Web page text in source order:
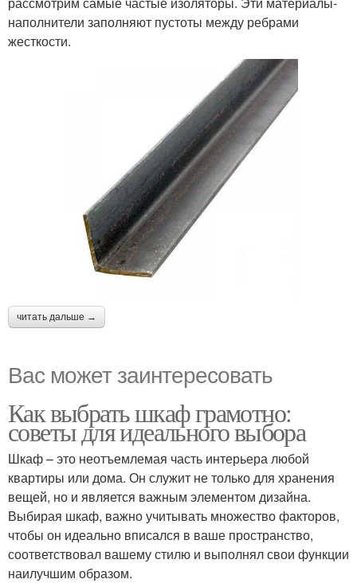
наполнители заполняют пустоты между ребрами
жесткости.
читать дальше →
Вас может заинтересовать
Как выбрать шкаф грамотно:
советы для идеального выбора
Шкаф – это неотъемлемая часть интерьера любой
квартиры или дома. Он служит не только для хранения
вещей, но и является важным элементом дизайна.
Выбирая шкаф, важно учитывать множество факторов,
чтобы он идеально вписался в ваше пространство,
соответствовал вашему стилю и выполнял свои функции
наилучшим образом.